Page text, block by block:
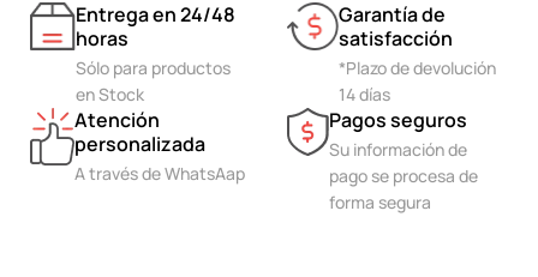
Entrega en 24/48
horas
Sólo para productos
en Stock
Garantía de
satisfacción
*Plazo de devolución
14 días
Atención
personalizada
A través de WhatsAap
Pagos seguros
Su información de
pago se procesa de
forma segura